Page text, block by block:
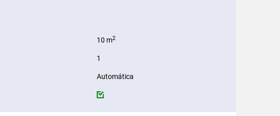
10 m2
1
Automática